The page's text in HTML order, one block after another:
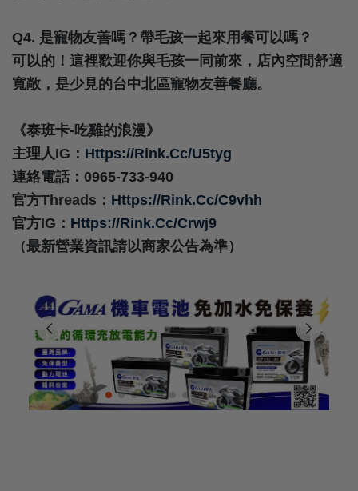
Q4. 是寵物友善嗎？帶毛孩一起來用餐可以嗎？
可以的！這裡歡迎你與毛孩一同前來，店內空間舒適
寬敞，是少見的台中北區寵物友善餐廳。
《泰班卡-吃雞的浪漫》
主理人IG： Https://rink.cc/u5tyg
連絡電話：0965-733-940
官方Threads： Https://rink.cc/c9vhh
官方IG： Https://rink.cc/crwj9
（最新營業資訊請以商家公告為準）